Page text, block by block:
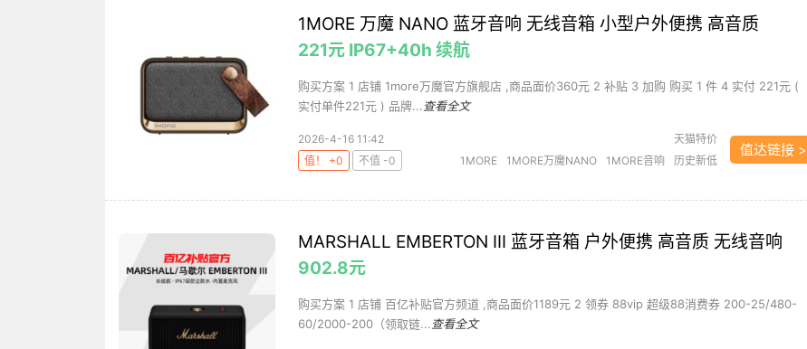
1MORE 万魔 NANO 蓝牙音响 无线音箱 小型户外便携 高音质
221元 IP67+40h 续航
购买方案 1 店铺 1more万魔官方旗舰店 ,商品面价360元 2 补贴 3 加购 购买 1 件 4 实付 221元 (
实付单件221元 ) 品牌... 查看全文
2026-4-16 11:42
天猫特价
值！ +0
不值 -0 1MORE 1MORE万魔NANO 1MORE音响
历史新低
值达链接 >
MARSHALL EMBERTON III 蓝牙音箱 户外便携 高音质 无线音响
902.8元
购买方案 1 店铺 百亿补贴官方频道 ,商品面价1189元 2 领券 88vip 超级88消费券 200-25/480-
60/2000-200（领取链... 查看全文